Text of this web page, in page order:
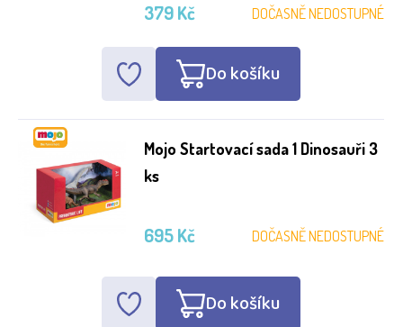
DOČASNĚ NEDOSTUPNÉ
379 Kč
Do košíku
Mojo Startovací sada 1 Dinosauři 3
ks
DOČASNĚ NEDOSTUPNÉ
695 Kč
Do košíku